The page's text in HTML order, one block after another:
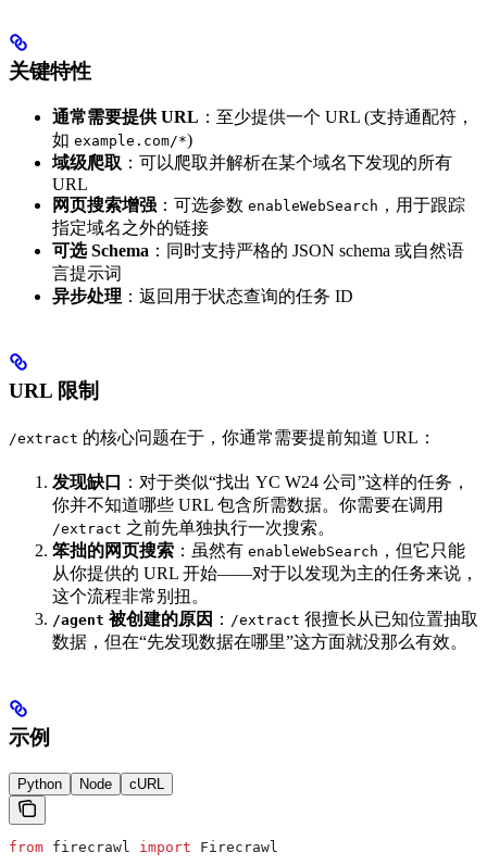
关键特性
通常需要提供 URL ：至少提供一个 URL (支持通配符，
如 example.com/*)
域级爬取 ：可以爬取并解析在某个域名下发现的所有
URL
网页搜索增强 ：可选参数 enableWebSearch ，用于跟踪
指定域名之外的链接
可选 Schema ：同时支持严格的 JSON schema 或自然语
言提示词
异步处理 ：返回用于状态查询的任务 ID
URL 限制
/extract 的核心问题在于，你通常需要提前知道 URL：
发现缺口
：对于类似“找出 YC W24 公司”这样的任务，
你并不知道哪些 URL 包含所需数据。你需要在调用
/extract 之前先单独执行一次搜索。
笨拙的网页搜索 ：虽然有 enableWebSearch ，但它只能
从你提供的 URL 开始——对于以发现为主的任务来说，
这个流程非常别扭。
/agent 被创建的原因 ： /extract 很擅长从已知位置抽取
数据，但在“先发现数据在哪里”这方面就没那么有效。
示例
Python Node cURL
from firecrawl import Firecrawl